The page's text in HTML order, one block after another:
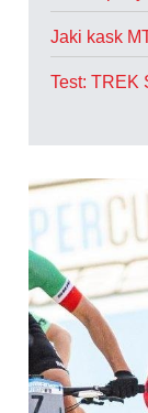
Jaki kask
Test: TREK